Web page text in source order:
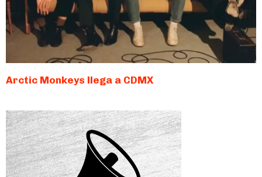
Arctic Monkeys llega a CDMX